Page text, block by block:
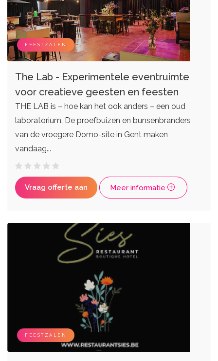
FEESTZALEN
The Lab - Experimentele eventruimte
voor creatieve geesten en feesten
THE LAB is – hoe kan het ook anders – een oud
laboratorium. De proefbuizen en bunsenbranders
van de vroegere Domo-site in Gent maken
vandaag...
Vraag offerte aan Meer informatie
FEESTZALEN